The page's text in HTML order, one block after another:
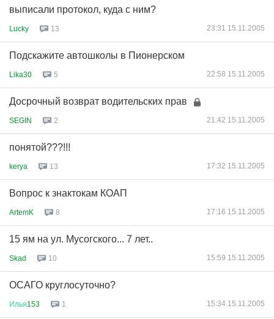
выписали протокол, куда с ним?
Lucky 13 23:31 15.11.2005
Подскажите автошколы в Пионерском
Lika30 5 22:58 15.11.2005
Досрочный возврат водительских прав
SEGIN 2 21:42 15.11.2005
понятой???!!!
kerya 13 17:32 15.11.2005
Вопрос к знактокам КОАП
ArtemK 8 17:16 15.11.2005
15 ям на ул. Мусогского... 7 лет..
Skad 10 15:59 15.11.2005
ОСАГО круглосуточно?
Илья153 1 15:34 15.11.2005